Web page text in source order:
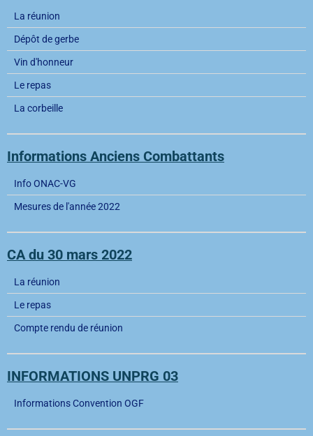
La réunion
Dépôt de gerbe
Vin d'honneur
Le repas
La corbeille
Informations Anciens Combattants
Info ONAC-VG
Mesures de l'année 2022
CA du 30 mars 2022
La réunion
Le repas
Compte rendu de réunion
INFORMATIONS UNPRG 03
Informations Convention OGF